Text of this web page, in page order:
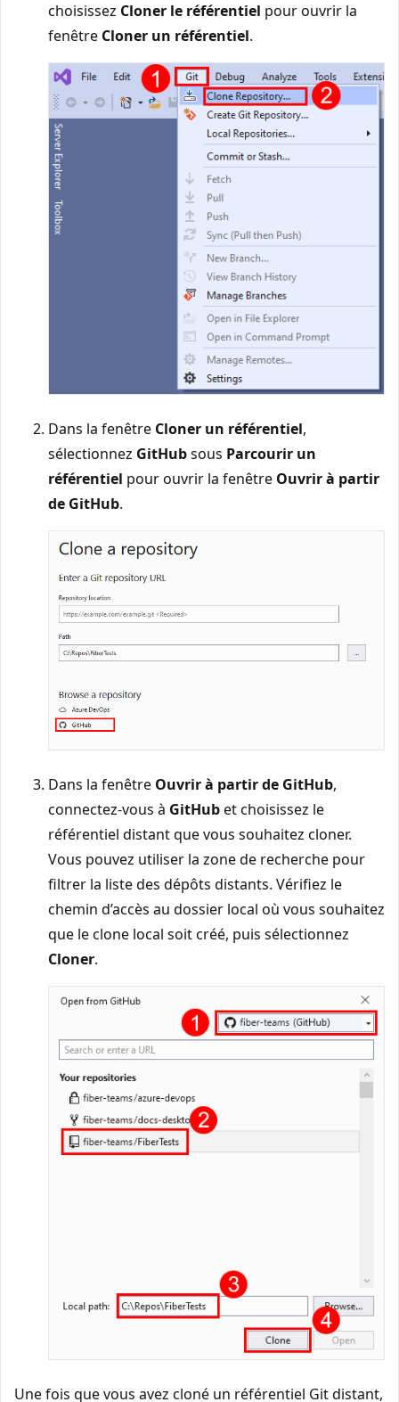
choisissez Cloner le référentiel pour ouvrir la
fenêtre Cloner un référentiel.
Dans la fenêtre Cloner un référentiel,
sélectionnez GitHubsous Parcourir un
référentiel pour ouvrir la fenêtre Ouvrir à partir
de GitHub.
Dans la fenêtre Ouvrir à partir de GitHub,
connectez-vous à GitHubet choisissez le
référentiel distant que vous souhaitez cloner.
Vous pouvez utiliser la zone de recherche pour
filtrer la liste des dépôts distants. Vérifiez le
chemin d’accès au dossier local où vous souhaitez
que le clone local soit créé, puis sélectionnez
Cloner.
Une fois que vous avez cloné un référentiel Git distant,